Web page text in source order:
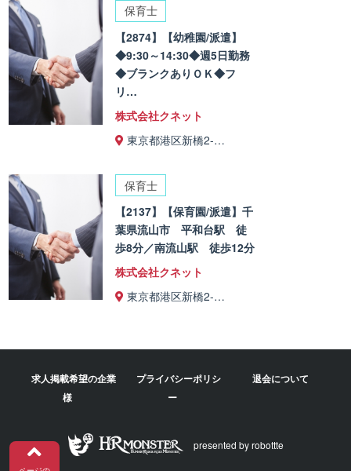
保育士
【2874】【幼稚園/派遣】
◆9:30～14:30◆週5日勤務
◆ブランクありＯＫ◆フ
リ…
株式会社クネット
東京都港区新橋2-…
保育士
【2137】【保育園/派遣】千
葉県流山市 平和台駅 徒
歩8分／南流山駅 徒歩12分
株式会社クネット
東京都港区新橋2-…
求人掲載希望の企業
様
プライバシーポリシ
ー
退会について
presented by robottte